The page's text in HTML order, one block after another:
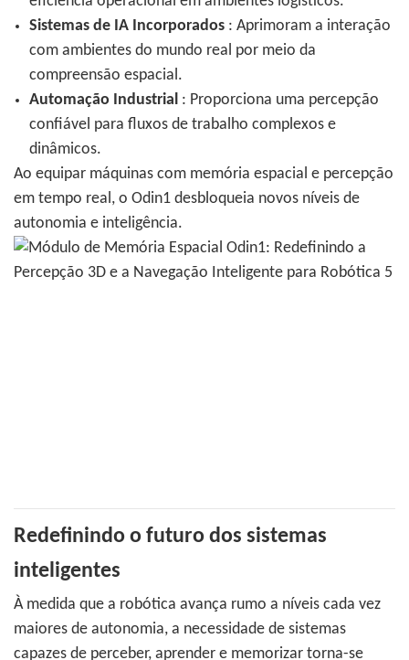
Sistemas de IA Incorporados: Aprimoram a interação
com ambientes do mundo real por meio da
compreensão espacial.
Automação Industrial: Proporciona uma percepção
confiável para fluxos de trabalho complexos e
dinâmicos.
Ao equipar máquinas com memória espacial e percepção
em tempo real, o Odin1 desbloqueia novos níveis de
autonomia e inteligência.
Redefinindo o futuro dos sistemas
inteligentes
À medida que a robótica avança rumo a níveis cada vez
maiores de autonomia, a necessidade de sistemas
capazes de perceber, aprender e memorizar torna-se